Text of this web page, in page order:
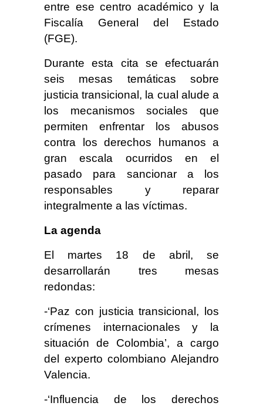
entre ese centro académico y la
Fiscalía General del Estado
(FGE).
Durante esta cita se efectuarán
seis mesas temáticas sobre
justicia transicional, la cual alude a
los mecanismos sociales que
permiten enfrentar los abusos
contra los derechos humanos a
gran escala ocurridos en el
pasado para sancionar a los
responsables y reparar
integralmente a las víctimas.
La agenda
El martes 18 de abril, se
desarrollarán tres mesas
redondas:
-‘Paz con justicia transicional, los
crímenes internacionales y la
situación de Colombia’, a cargo
del experto colombiano Alejandro
Valencia.
-‘Influencia de los derechos